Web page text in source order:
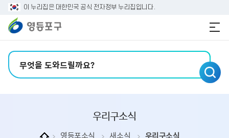
본문 바로가기
주메뉴 바로가기
이 누리집은 대한민국 공식 전자정부 누리집입니다.
우리구소식
영등포소식 새소식 우리구소식